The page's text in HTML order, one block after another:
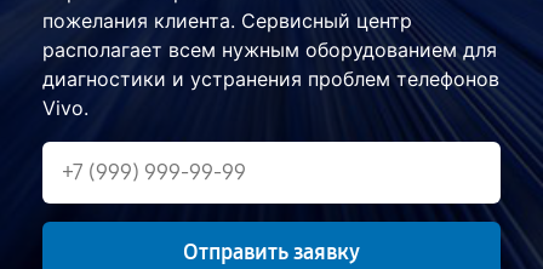
пожелания клиента. Сервисный центр
располагает всем нужным оборудованием для
диагностики и устранения проблем телефонов
Vivo.
Отправить заявку